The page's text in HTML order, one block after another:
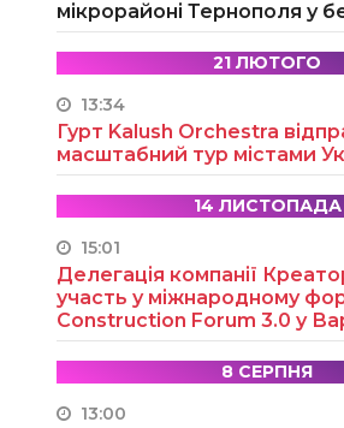
мікрорайоні Тернополя у
21 ЛЮТОГО
13:34
Гурт Kalush Orchestra
масштабний тур містами
14 ЛИСТОПАДА
15:01
Делегація компанії
участь у міжнародному
Construction Forum 3.0 у
8 СЕРПНЯ
13:00